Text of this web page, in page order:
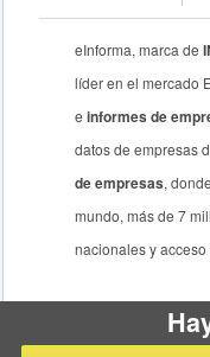
eInforma, marca de
líder en el mercado
einformes de
datos de empresas
de empresas,
mundo, más de 7
nacionales y acceso